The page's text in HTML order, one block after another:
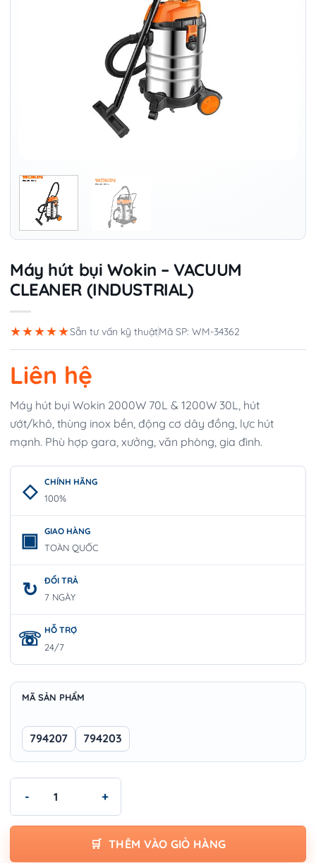
Máy hút bụi Wokin – VACUUM
CLEANER (INDUSTRIAL)
★★★★★Sẵn tư vấn kỹ thuậtMã SP: WM-34362
Liên hệ
Máy hút bụi Wokin 2000W 70L & 1200W 30L, hút
ướt/khô, thùng inox bền, động cơ dây đồng, lực hút
mạnh. Phù hợp gara, xưởng, văn phòng, gia đình.
CHÍNH HÃNG
100%
GIAO HÀNG
TOÀN QUỐC
ĐỔI TRẢ
7 NGÀY
HỖ TRỢ
24/7
MÃ SẢN PHẨM
794207 794203
THÊM VÀO GIỎ HÀNG